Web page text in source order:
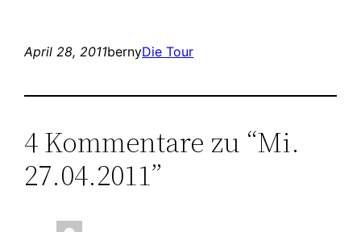
April 28, 2011bernyDie Tour
4 Kommentare zu “Mi.
27.04.2011”